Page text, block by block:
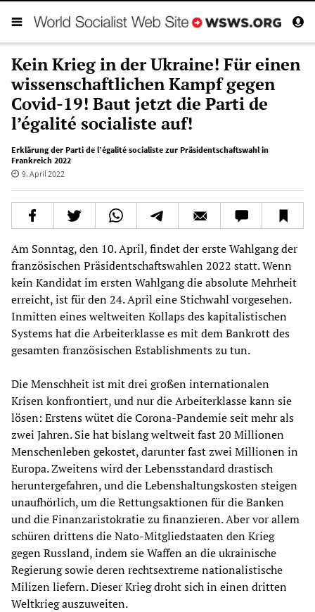
Kein Krieg in der Ukraine! Für einen
wissenschaftlichen Kampf gegen
Covid-19! Baut jetzt die Parti de
l’égalité socialiste auf!
Erklärung der Parti de l’égalité socialiste zur Präsidentschaftswahl in
Frankreich 2022
9. April 2022
Am Sonntag, den 10. April, findet der erste Wahlgang der
französischen Präsidentschaftswahlen 2022 statt. Wenn
kein Kandidat im ersten Wahlgang die absolute Mehrheit
erreicht, ist für den 24. April eine Stichwahl vorgesehen.
Inmitten eines weltweiten Kollaps des kapitalistischen
Systems hat die Arbeiterklasse es mit dem Bankrott des
gesamten französischen Establishments zu tun.
Die Menschheit ist mit drei großen internationalen
Krisen konfrontiert, und nur die Arbeiterklasse kann sie
lösen: Erstens wütet die Corona-Pandemie seit mehr als
zwei Jahren. Sie hat bislang weltweit fast 20 Millionen
Menschenleben gekostet, darunter fast zwei Millionen in
Europa. Zweitens wird der Lebensstandard drastisch
heruntergefahren, und die Lebenshaltungskosten steigen
unaufhörlich, um die Rettungsaktionen für die Banken
und die Finanzaristokratie zu finanzieren. Aber vor allem
schüren drittens die Nato-Mitgliedstaaten den Krieg
gegen Russland, indem sie Waffen an die ukrainische
Regierung sowie deren rechtsextreme nationalistische
Milizen liefern. Dieser Krieg droht sich in einen dritten
Weltkrieg auszuweiten.